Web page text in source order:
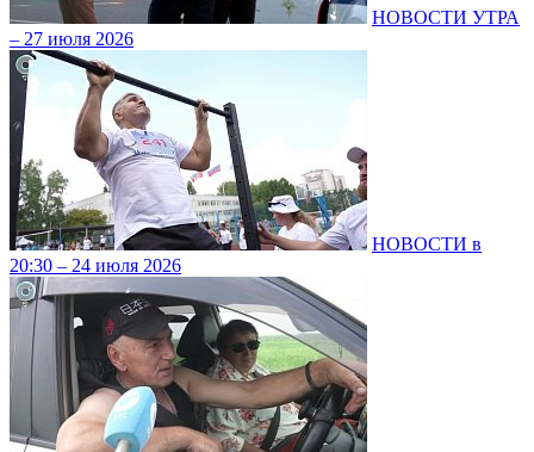
НОВОСТИ УТРА
– 27 июля 2026
НОВОСТИ в
20:30 – 24 июля 2026